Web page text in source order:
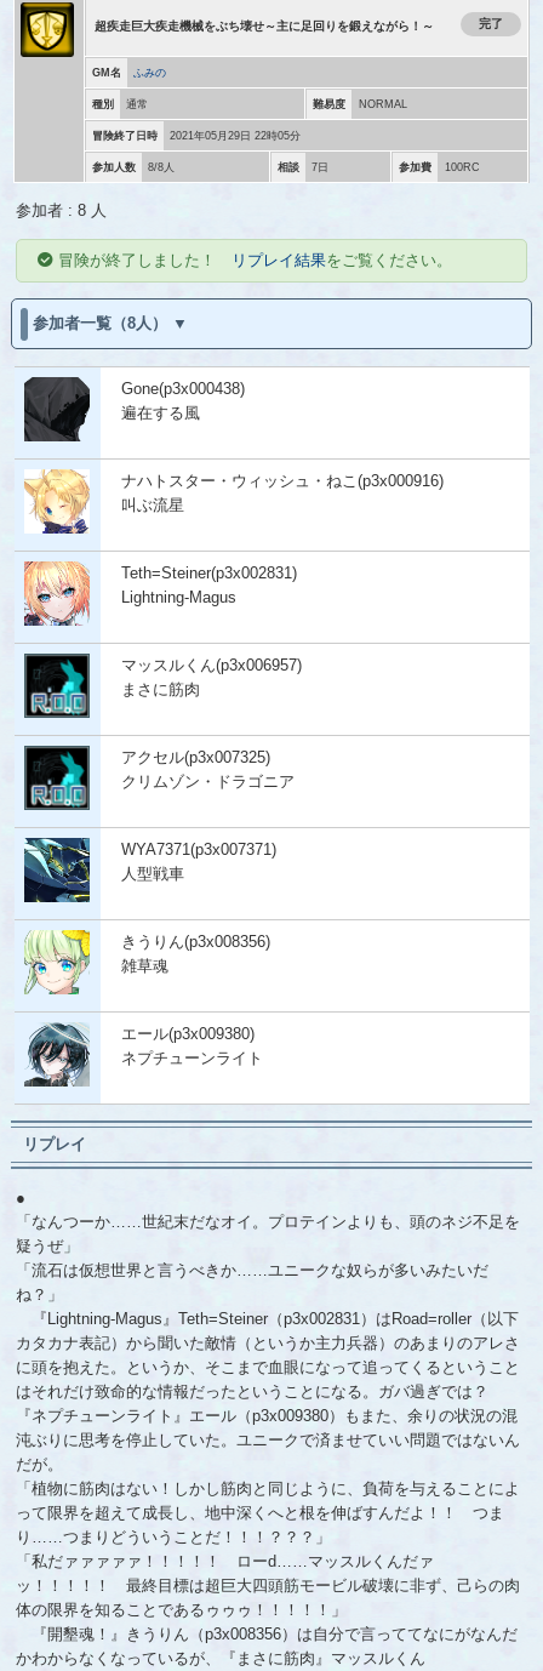
超疾走巨大疾走機械をぶち壊せ～主に足回りを鍛えながら！～ 完了
GM名 ふみの
種別 通常 難易度 NORMAL
冒険終了日時 2021年05月29日 22時05分
参加人数 8/8人 相談 7日 参加費 100RC
参加者 : 8 人
冒険が終了しました！ リプレイ結果をご覧ください。
参加者一覧（8人）
Gone(p3x000438)
遍在する風
ナハトスター・ウィッシュ・ねこ(p3x000916)
叫ぶ流星
Teth=Steiner(p3x002831)
Lightning-Magus
マッスルくん(p3x006957)
まさに筋肉
アクセル(p3x007325)
クリムゾン・ドラゴニア
WYA7371(p3x007371)
人型戦車
きうりん(p3x008356)
雑草魂
エール(p3x009380)
ネプチューンライト
リプレイ
●
「なんつーか……世紀末だなオイ。プロテインよりも、頭のネジ不足を
疑うぜ」
「流石は仮想世界と言うべきか……ユニークな奴らが多いみたいだ
ね？」
『Lightning-Magus』Teth=Steiner（p3x002831）はRoad=roller（以下
カタカナ表記）から聞いた敵情（というか主力兵器）のあまりのアレさ
に頭を抱えた。というか、そこまで血眼になって追ってくるということ
はそれだけ致命的な情報だったということになる。ガバ過ぎでは？
『ネプチューンライト』エール（p3x009380）もまた、余りの状況の混
沌ぶりに思考を停止していた。ユニークで済ませていい問題ではないん
だが。
「植物に筋肉はない！ㅤしかし筋肉と同じように、負荷を与えることによ
って限界を超えて成長し、地中深くへと根を伸ばすんだよ！！ つま
り……つまりどういうことだ！！！？？？」
「私だァァァァァ！！！！！ ローd……マッスルくんだァ
ッ！！！！！ 最終目標は超巨大四頭筋モービル破壊に非ず、己らの肉
体の限界を知ることであるゥゥゥ！！！！！」
『開墾魂！』きうりん（p3x008356）は自分で言っててなにがなんだ
かわからなくなっているが、『まさに筋肉』マッスルくん